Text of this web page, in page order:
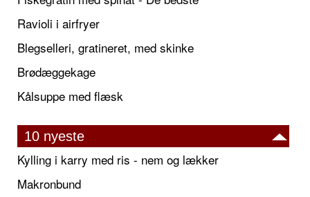
Ravioli i airfryer
Blegselleri, gratineret, med skinke
Brødæggekage
Kålsuppe med flæsk
10 nyeste
Kylling i karry med ris - nem og lækker
Makronbund